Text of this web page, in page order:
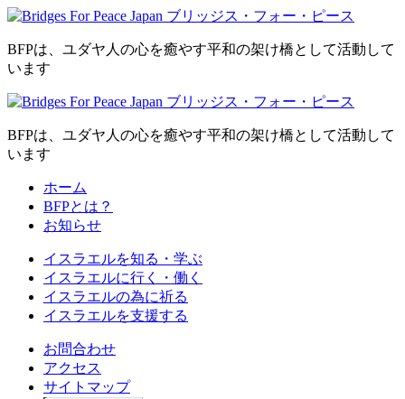
BFPは、ユダヤ人の心を癒やす平和の架け橋として活動して
います
BFPは、ユダヤ人の心を癒やす平和の架け橋として活動して
います
ホーム
BFPとは？
お知らせ
イスラエルを知る・学ぶ
イスラエルに行く・働く
イスラエルの為に祈る
イスラエルを支援する
お問合わせ
アクセス
サイトマップ